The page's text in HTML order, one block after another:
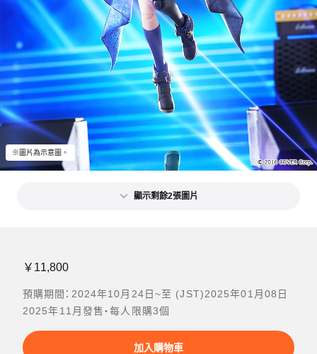
※圖片為示意圖。
顯示剩餘2張圖片
￥11,800
預購期間：2024年10月24日~至 (JST)2025年01月08日
2025年11月發售・每人限購3個
加入購物車